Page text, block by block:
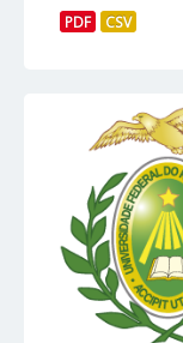
PDF CSV